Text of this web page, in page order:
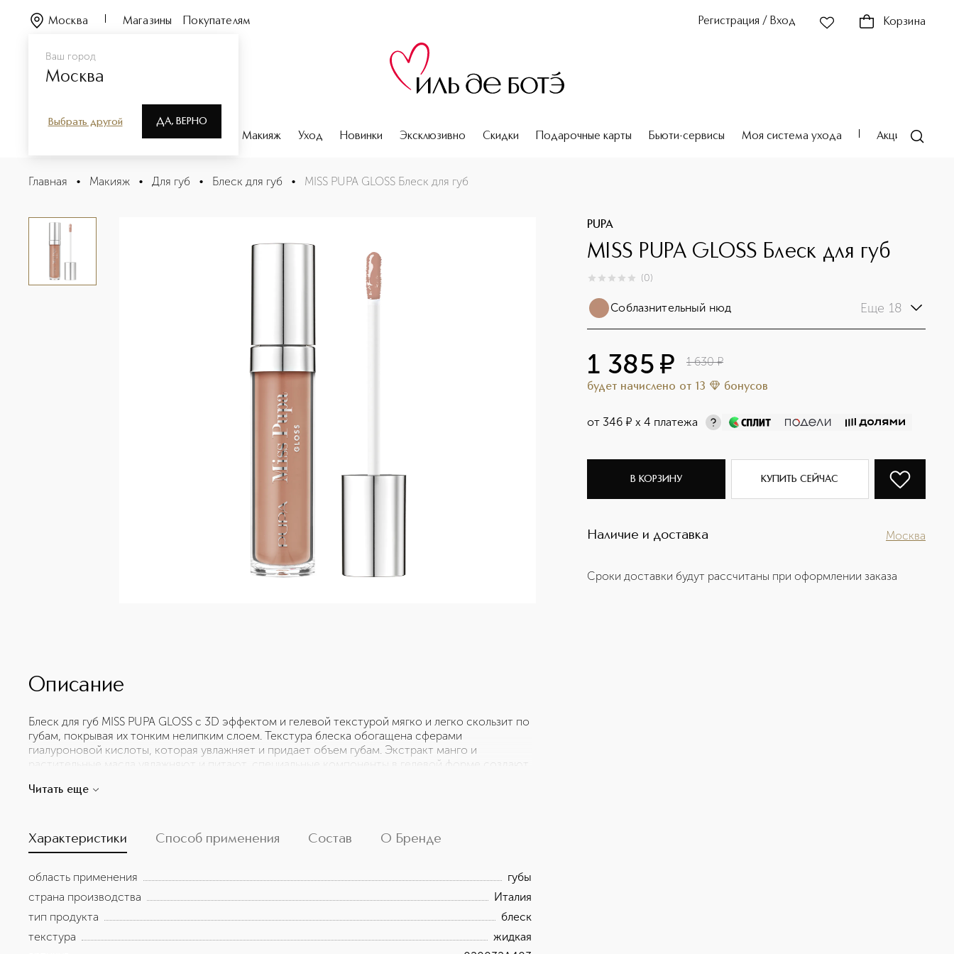
Ваш город
Москва
Выбрать другой ДА, ВЕРНО
Москва Магазины Покупателям Регистрация / Вход Корзина
Парфюмерия Макияж Уход Новинки Эксклюзивно Скидки Подарочные карты Бьюти-сервисы Моя система ухода Акции
MISS PUPA GLOSS Блеск для губ
Описание
Главная • Макияж • Для губ • Блеск для губ • MISS PUPA GLOSS Блеск для губ
PUPA
MISS PUPA GLOSS Блеск для губ
0из 0 (0)
Соблазнительный нюд Еще 18
1 385 ¤ 1 630 ¤
будет начислено от 13 бонусов
от 346 ¤ х 4 платежа
В КОРЗИНУ КУПИТЬ СЕЙЧАС
Наличие и доставка Москва
Сроки доставки будут рассчитаны при оформлении заказа
Описание
Блеск для губ MISS PUPA GLOSS с 3D эффектом и гелевой текстурой мягко и легко скользит по
губам, покрывая их тонким нелипким слоем. Текстура блеска обогащена сферами
гиалуроновой кислоты, которая увлажняет и придает объем губам. Экстракт манго и
растительные масла увлажняют и питают, специальные компоненты в гелевой форме создают
клетках кожного покрова, благодаря чему разглаживаются мелкие морщинки, повышается
Читать еще
Характеристики Способ применения Состав О Бренде
область применения
губы
страна производства
Италия
тип продукта
блеск
текстура
жидкая